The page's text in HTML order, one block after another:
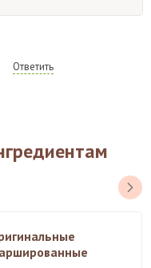
Ответить